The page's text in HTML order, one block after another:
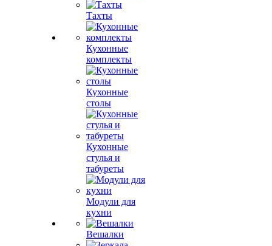
Тахты
Кухонные
комплекты
Кухонные
столы
Кухонные
стулья и
табуреты
Модули для
кухни
Вешалки